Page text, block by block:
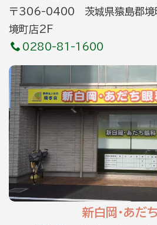
〒306-0400 茨城県猿島郡境
境町店2F
0280-81-1600
新白岡・あだ